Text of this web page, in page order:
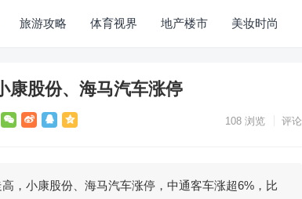
旅游攻略 体育视界 地产楼市 美妆时尚
康股份、海马汽车涨停
108 浏览 评论
，小康股份、海马汽车涨停，中通客车涨超6%，比